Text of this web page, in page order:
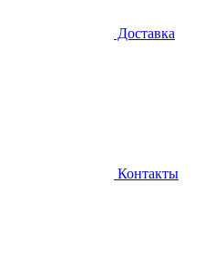
Доставка
Контакты